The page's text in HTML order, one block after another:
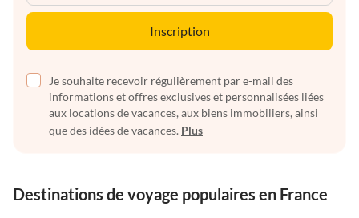
Inscription
Je souhaite recevoir régulièrement par e-mail des
informations et offres exclusives et personnalisées liées
aux locations de vacances, aux biens immobiliers, ainsi
que des idées de vacances. Plus
Destinations de voyage populaires en France